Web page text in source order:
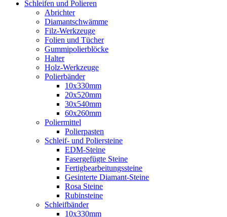
Schleifen und Polieren
Abrichter
Diamantschwämme
Filz-Werkzeuge
Folien und Tücher
Gummipolierblöcke
Halter
Holz-Werkzeuge
Polierbänder
10x330mm
20x520mm
30x540mm
60x260mm
Poliermittel
Polierpasten
Schleif- und Poliersteine
EDM-Steine
Fasergefügte Steine
Fertigbearbeitungssteine
Gesinterte Diamant-Steine
Rosa Steine
Rubinsteine
Schleifbänder
10x330mm